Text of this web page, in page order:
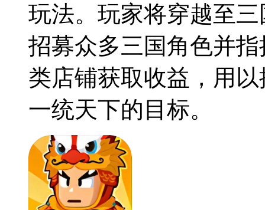
玩法。玩家将穿越至
招募众多三国角色并
类店铺获取收益，用
一统天下的目标。